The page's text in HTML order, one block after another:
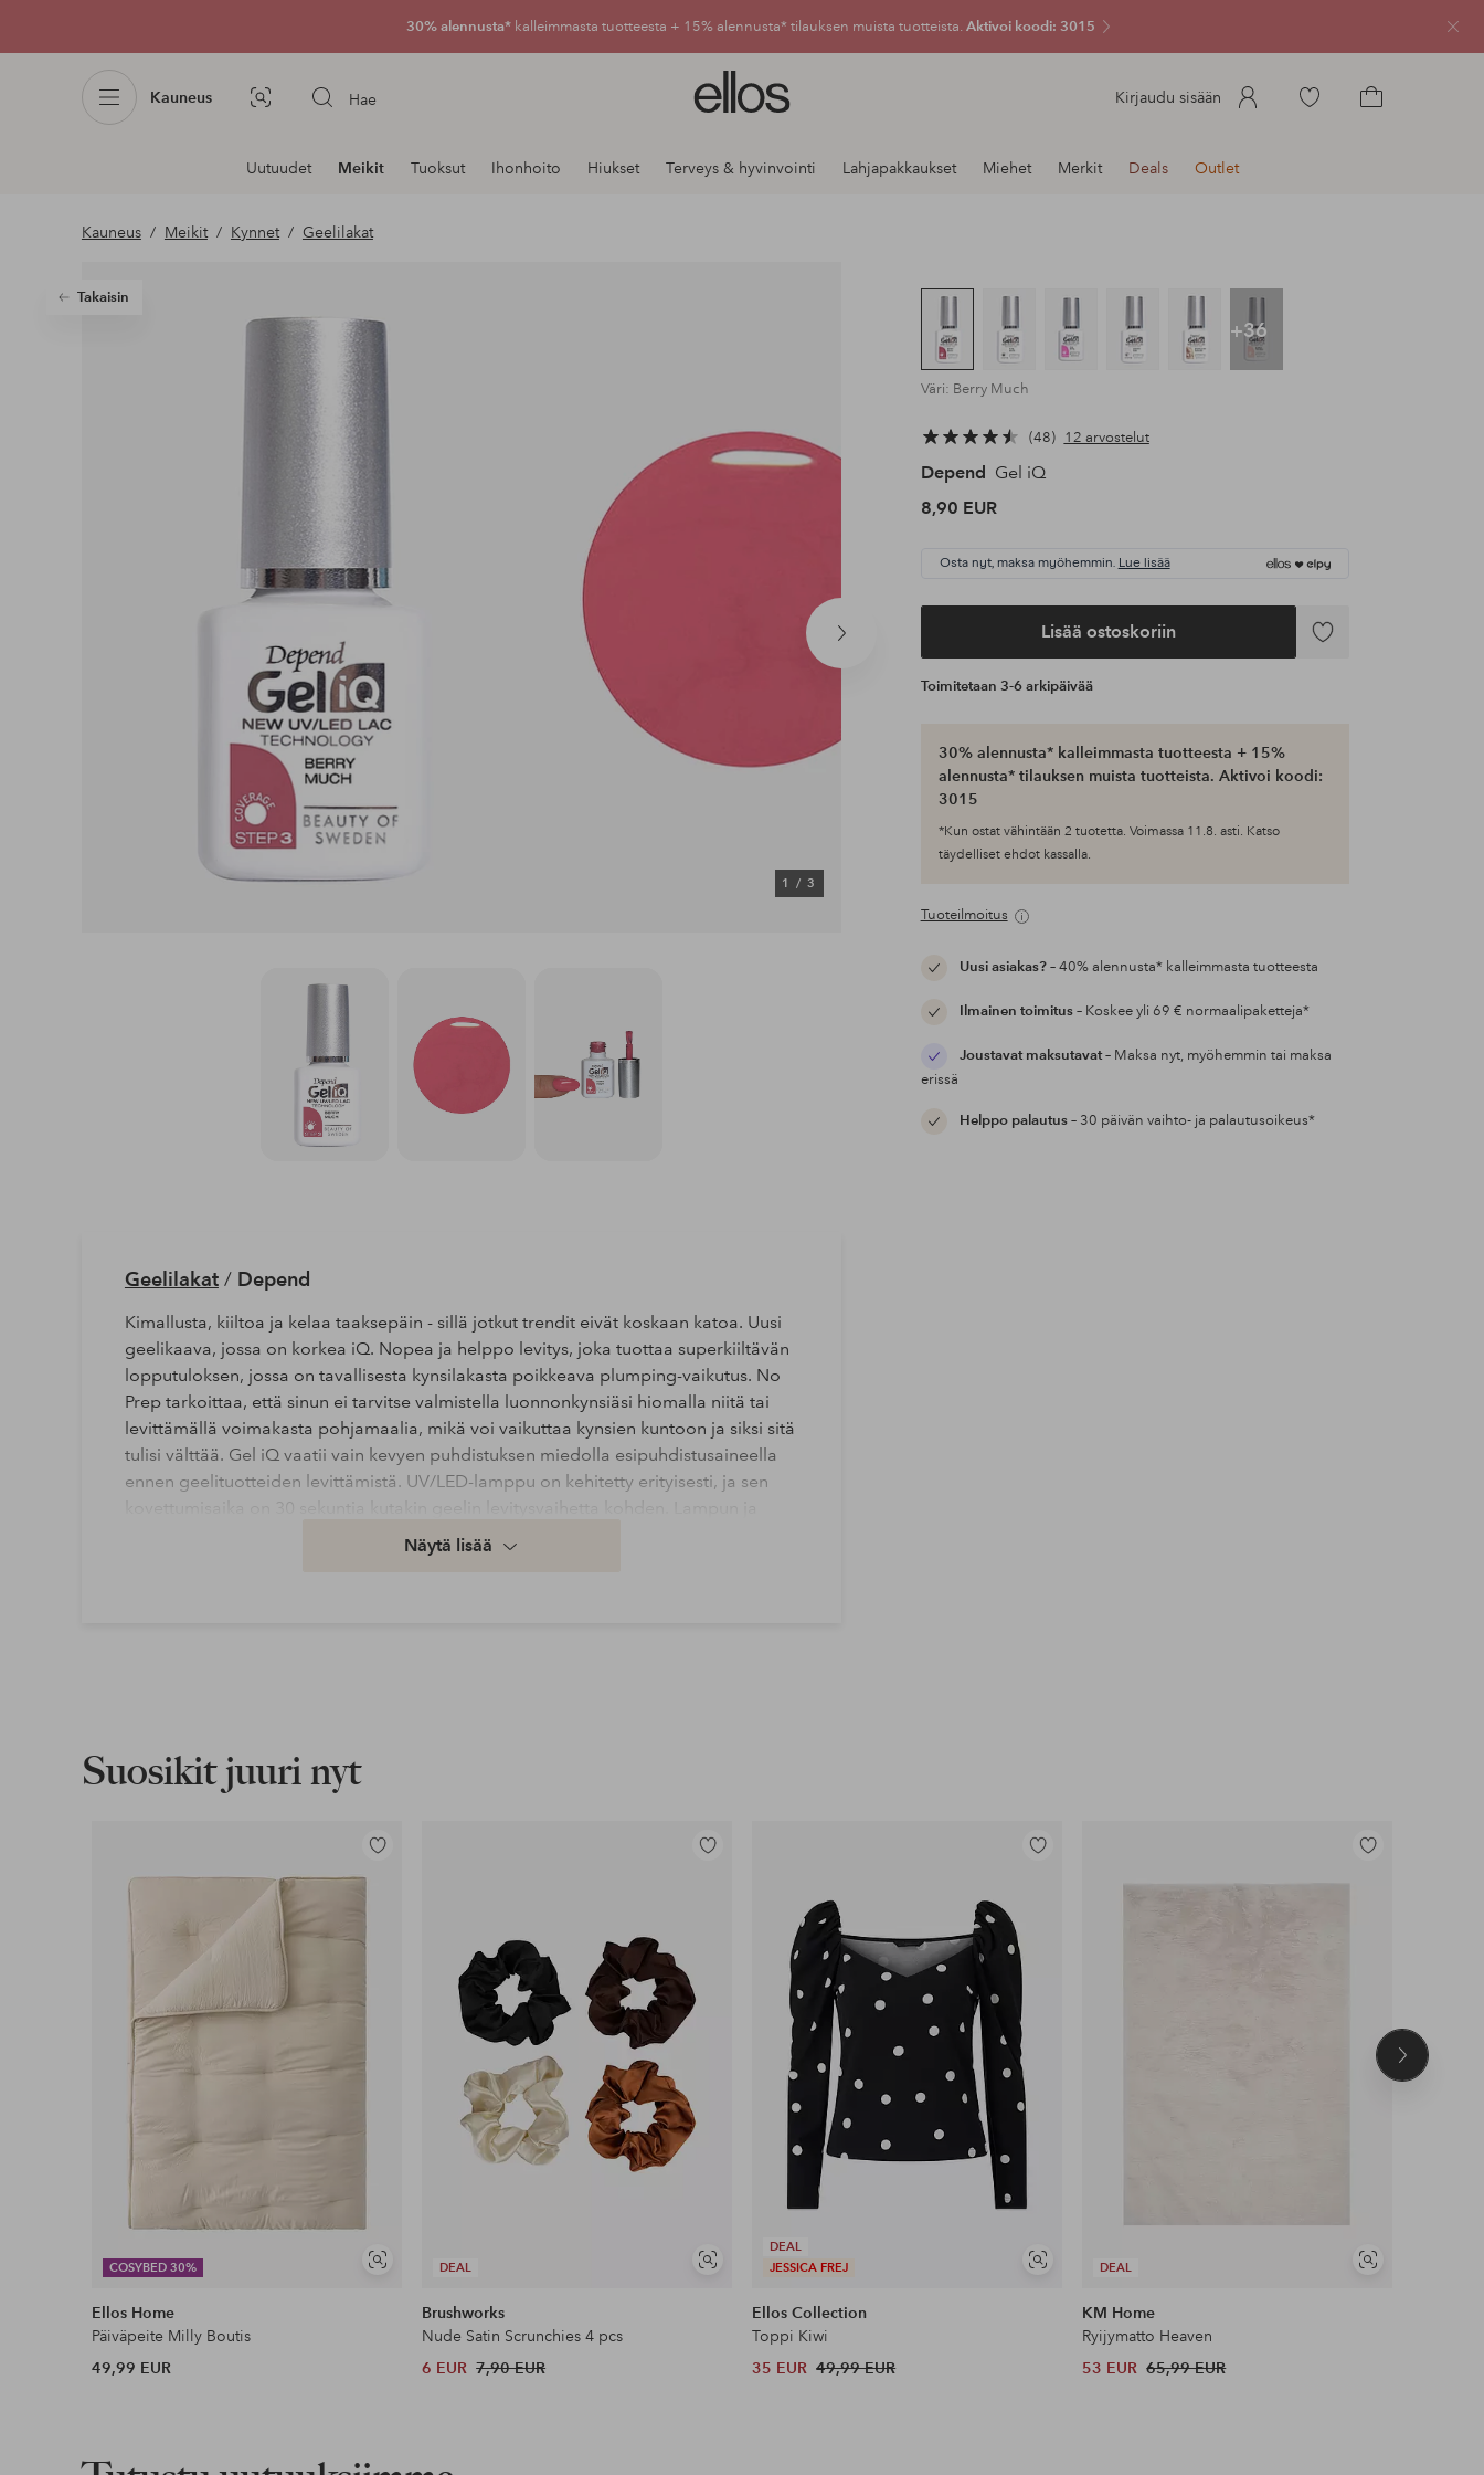
30% alennusta* kalleimmasta tuotteesta + 15% alennusta* tilauksen muista tuotteista. Aktivoi koodi: 3015 Sulje
Kauneus Kuvahaku Hae
Ellos-
logo
siirry
Kirjaudu sisään
Siirry
osastoilla
Uutuudet Meikit Tuoksut Ihonhoito Hiukset Terveys & hyvinvointi Lahjapakkaukset Miehet Merkit Deals Outlet
Kauneus Meikit Kynnet Geelilakat
Takaisin
Seuraava
1/ 3
+36
Väri: Berry Much
48 12 arvostelut
Depend
Gel iQ
8,90 EUR
Osta nyt, maksa myöhemmin. Lue lisää
Lisää ostoskoriin
Lisää
Toimitetaan 3-6 arkipäivää
30% alennusta* kalleimmasta tuotteesta + 15%
alennusta* tilauksen muista tuotteista. Aktivoi koodi:
3015
*Kun ostat vähintään 2 tuotetta. Voimassa 11.8. asti. Katso
täydelliset ehdot kassalla.
Tuoteilmoitus
Uusi asiakas?– 40% alennusta* kalleimmasta tuotteesta
Ilmainen toimitus– Koskee yli 69 € normaalipaketteja*
Joustavat maksutavat– Maksa nyt, myöhemmin tai maksa
erissä
Helppo palautus– 30 päivän vaihto- ja palautusoikeus*
Geelilakat/ Depend
Kimallusta, kiiltoa ja kelaa taaksepäin - sillä jotkut trendit eivät koskaan katoa. Uusi
geelikaava, jossa on korkea iQ. Nopea ja helppo levitys, joka tuottaa superkiiltävän
lopputuloksen, jossa on tavallisesta kynsilakasta poikkeava plumping-vaikutus. No
Prep tarkoittaa, että sinun ei tarvitse valmistella luonnonkynsiäsi hiomalla niitä tai
levittämällä voimakasta pohjamaalia, mikä voi vaikuttaa kynsien kuntoon ja siksi sitä
tulisi välttää. Gel iQ vaatii vain kevyen puhdistuksen miedolla esipuhdistusaineella
ennen geelituotteiden levittämistä. UV/LED-lamppu on kehitetty erityisesti, ja sen
kovettumisaika on 30 sekuntia kutakin geelin levitysvaihetta kohden. Lampun ja
geelin symbioosi tuottaa tasoittumisilmiön, jossa mahdolliset harjanteet häviävät
kovettumisen aikana, vaikka geeliä ei olisikaan levitetty tasaisesti.
poistotuotetta. Aloituspakkaus sisältää kaiken tarvittavan, paitsi haluamasi
värisävyn, jonka valitset erikseen, ja poistotuotteet. UV/LED-lampun mukana
levitetään samalla tavalla kuin kynnet. Lue pakkauksessa olevat yksityiskohtaiset
käyttöohjeet ja turvallisuustiedot ennen hoidon aloittamista.
Tuotenumero: 1713749-12-0
Lataa korkearesoluutioinen kuva
Ilmainen toimitus
Koskee yli 69 € normaalipaketteja
Lue lisää
Lasku & Tili
Edullisimmat maksutapamme
Lue lisää
Näytä lisää
Suosikit juuri nyt
COSYBED 30%
Näytä
Lisää
suosikkeihin
Ellos Home
Päiväpeite Milly Boutis
49,99 EUR
DEAL
Näytä
Lisää
Brushworks
Nude Satin Scrunchies 4 pcs
6 EUR 7,90 EUR
DEAL
JESSICA FREJ
Näytä
Lisää
Ellos Collection
Toppi Kiwi
35 EUR 49,99 EUR
DEAL
Näytä
Lisää
KM Home
Ryijymatto Heaven
53 EUR 65,99 EUR
Seuraava